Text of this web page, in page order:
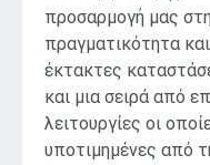
προσαρμογή μας
πραγματικότητα
έκτακτες
και μια σειρά από
λειτουργίες οι
υποτιμημένες από